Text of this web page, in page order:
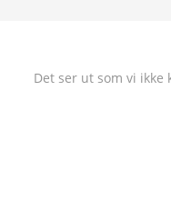
Det ser ut som vi